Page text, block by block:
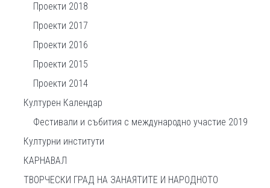
Проекти 2018
Проекти 2017
Проекти 2016
Проекти 2015
Проекти 2014
Културен Календар
Фестивали и събития с международно участие 2019
Културни институти
КАРНАВАЛ
ТВОРЧЕСКИ ГРАД НА ЗАНАЯТИТЕ И НАРОДНОТО